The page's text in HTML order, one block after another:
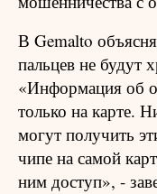
В Gemalto
пальцев не будут
«Информация об
только на карте.
могут получить
чипе на самой
ним доступ», -